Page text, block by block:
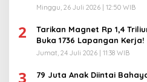
Minggu, 26 Juli 2026 | 12:50 WIB
2
Tarikan Magnet Rp 1,4
Buka 1736 Lapangan Kerja!
Jumat, 24 Juli 2026 | 11:38 WIB
3
79 Juta Anak Diintai